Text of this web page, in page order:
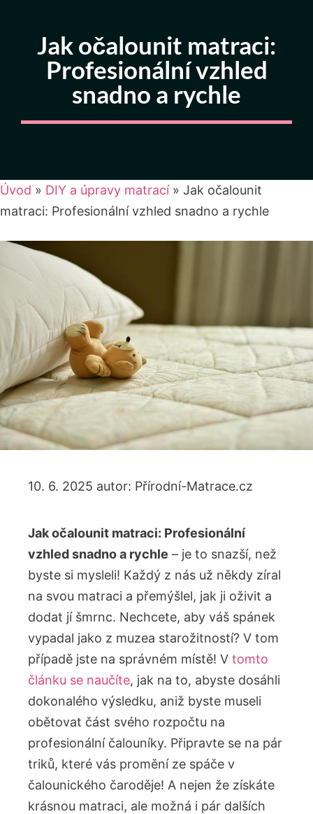
Jak očalounit matraci:
Profesionální vzhled
snadno a rychle
Úvod » DIY a úpravy matrací» Jak očalounit
matraci: Profesionální vzhled snadno a rychle
10. 6. 2025 autor: Přírodní-Matrace.cz
Jak očalounit matraci: Profesionální
vzhled snadno a rychle – je to snazší, než
byste si mysleli! Každý z nás už někdy zíral
na svou matraci a přemýšlel, jak ji oživit a
dodat jí šmrnc. Nechcete, aby váš spánek
vypadal jako z muzea starožitností? V tom
případě jste na správném místě! V tomto
článku se naučíte, jak na to, abyste dosáhli
dokonalého výsledku, aniž byste museli
obětovat část svého rozpočtu na
profesionální čalouníky. Připravte se na pár
triků, které vás promění ze spáče v
čalounického čaroděje! A nejen že získáte
krásnou matraci, ale možná i pár dalších